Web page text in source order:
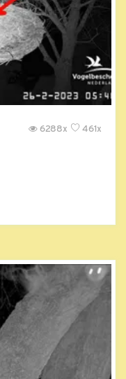
461x
6288x